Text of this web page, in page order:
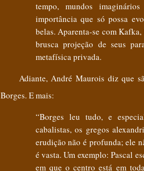
tempo, mundos
importância que só possa
belas. Aparenta-se com
brusca projeção de seus
metafísica privada.
Adiante, AndréMaurois diz que
Borges. E mais:
“Borges leu tudo, e
cabalistas, os gregos
erudição não é profunda; ele
é vasta. Um exemplo: Pascal
em que o centro está em